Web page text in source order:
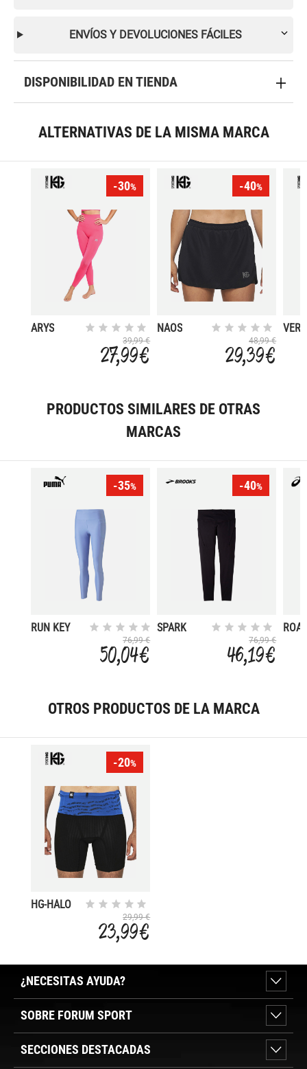
ENVÍOS Y DEVOLUCIONES FÁCILES
DISPONIBILIDAD EN TIENDA
ALTERNATIVAS DE LA MISMA MARCA
-30%
ARYS
39,99 €
27,99 €
-40%
NAOS
48,99 €
29,39 €
PRODUCTOS SIMILARES DE OTRAS
MARCAS
-35%
RUN KEY
76,99 €
50,04 €
-40%
SPARK
76,99 €
46,19 €
OTROS PRODUCTOS DE LA MARCA
-20%
HG-HALO
29,99 €
23,99 €
¿NECESITAS AYUDA?
SOBRE FORUM SPORT
SECCIONES DESTACADAS